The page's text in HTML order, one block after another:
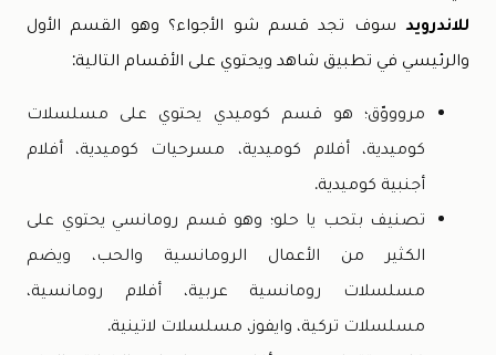
للاندرويد سوف تجد قسم شو الأجواء؟ وهو القسم الأول
والرئيسي في تطبيق شاهد ويحتوي على الأقسام التالية:
مروووّق؛ هو قسم كوميدي يحتوي على مسلسلات
كوميدية، أفلام كوميدية، مسرحيات كوميدية، أفلام
أجنبية كوميدية.
تصنيف بتحب يا حلو؛ وهو قسم رومانسي يحتوي على
الكثير من الأعمال الرومانسية والحب، ويضم
مسلسلات رومانسية عربية، أفلام رومانسية،
مسلسلات تركية، وايفوز، مسلسلات لاتينية.